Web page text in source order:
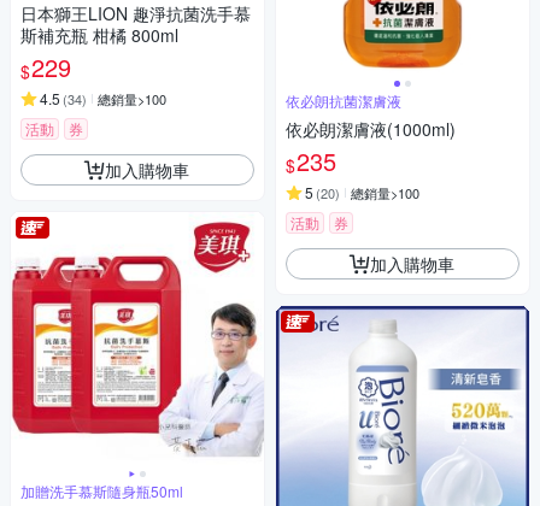
日本獅王LION 趣淨抗菌洗手慕
斯補充瓶 柑橘 800ml
$229
4.5 (34) 總銷量>100
活動 券
加入購物車
加贈洗手慕斯隨身瓶50ml
依必朗抗菌潔膚液
依必朗潔膚液(1000ml)
$235
5 (20) 總銷量>100
活動 券
加入購物車